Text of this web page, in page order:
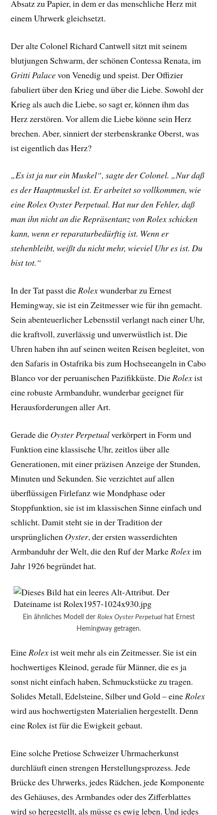
Absatz zu Papier, in dem er das menschliche Herz mit
einem Uhrwerk gleichsetzt.
Der alte Colonel Richard Cantwell sitzt mit seinem
blutjungen Schwarm, der schönen Contessa Renata, im
Gritti Palacevon Venedig und speist. Der Offizier
fabuliert über den Krieg und über die Liebe. Sowohl der
Krieg als auch die Liebe, so sagt er, können ihm das
Herz zerstören. Vor allem die Liebe könne sein Herz
brechen. Aber, sinniert der sterbenskranke Oberst, was
ist eigentlich das Herz?
„Es ist ja nur ein Muskel“, sagte der Colonel. „Nur daß
es der Hauptmuskel ist. Er arbeitet so vollkommen, wie
eine Rolex Oyster Perpetual. Hat nur den Fehler, daß
man ihn nicht an die Repräsentanz von Rolex schicken
kann, wenn er reparaturbedürftig ist. Wenn er
stehenbleibt, weißt du nicht mehr, wieviel Uhr es ist. Du
bist tot.“
In der Tat passt dieRolexwunderbar zu Ernest
Hemingway, sie ist ein Zeitmesser wie für ihn gemacht.
Sein abenteuerlicher Lebensstil verlangt nach einer Uhr,
die kraftvoll, zuverlässig und unverwüstlich ist. Die
Uhren haben ihn auf seinen weiten Reisen begleitet, von
den Safaris in Ostafrika bis zum Hochseeangeln in Cabo
Blanco vor der peruanischen Pazifikküste. DieRolexist
eine robuste Armbanduhr, wunderbar geeignet für
Herausforderungen aller Art.
Gerade die Oyster Perpetualverkörpert in Form und
Funktion eine klassische Uhr, zeitlos über alle
Generationen, mit einer präzisen Anzeige der Stunden,
Minuten und Sekunden. Sie verzichtet auf allen
überflüssigen Firlefanz wie Mondphase oder
Stoppfunktion, sie ist im klassischen Sinne einfach und
schlicht. Damit steht sie in der Tradition der
ursprünglichen Oyster, der ersten wasserdichten
Armbanduhr der Welt, die den Ruf der MarkeRolexim
Jahr 1926 begründet hat.
Ein ähnliches Modell der Rolex Oyster Perpetualhat Ernest
Hemingway getragen.
EineRolexist weit mehr als ein Zeitmesser. Sie ist ein
hochwertiges Kleinod, gerade für Männer, die es ja
sonst nicht einfach haben, Schmuckstücke zu tragen.
Solides Metall, Edelsteine, Silber und Gold – eineRolex
wird aus hochwertigsten Materialien hergestellt. Denn
eine Rolex ist für die Ewigkeit gebaut.
Eine solche Pretiose Schweizer Uhrmacherkunst
durchläuft einen strengen Herstellungsprozess. Jede
Brücke des Uhrwerks, jedes Rädchen, jede Komponente
des Gehäuses, des Armbandes oder des Zifferblattes
wird so hergestellt, als müsse es ewig leben. Und jedes